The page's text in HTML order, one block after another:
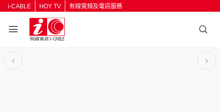
i-CABLE HOY TV 有線寬頻及電訊服務
返回